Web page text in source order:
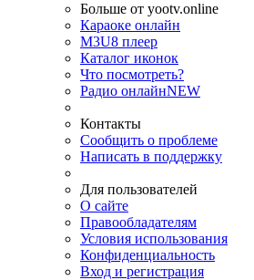
Больше от yootv.online
Караоке онлайн
M3U8 плеер
Каталог иконок
Что посмотреть?
Радио онлайнNEW
Контакты
Сообщить о проблеме
Написать в поддержку
Для пользователей
О сайте
Правообладателям
Условия использования
Конфиденциальность
Вход и регистрация